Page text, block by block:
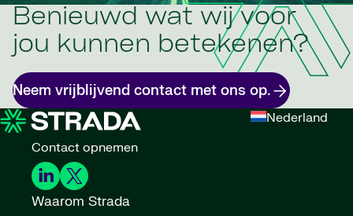
Benieuwd wat wij voor
jou kunnen betekenen?
Neem vrijblijvend contact met ons op.
Nederland
Contact opnemen
Waarom Strada